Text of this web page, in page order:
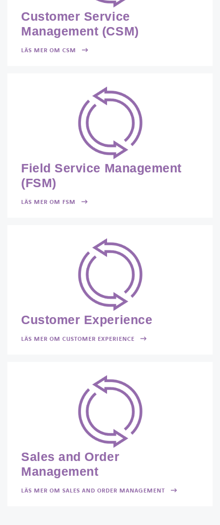
Customer Service
Management (CSM)
LÄS MER OM CSM
Field Service Management
(FSM)
LÄS MER OM FSM
Customer Experience
LÄS MER OM CUSTOMER EXPERIENCE
Sales and Order
Management
LÄS MER OM SALES AND ORDER MANAGEMENT